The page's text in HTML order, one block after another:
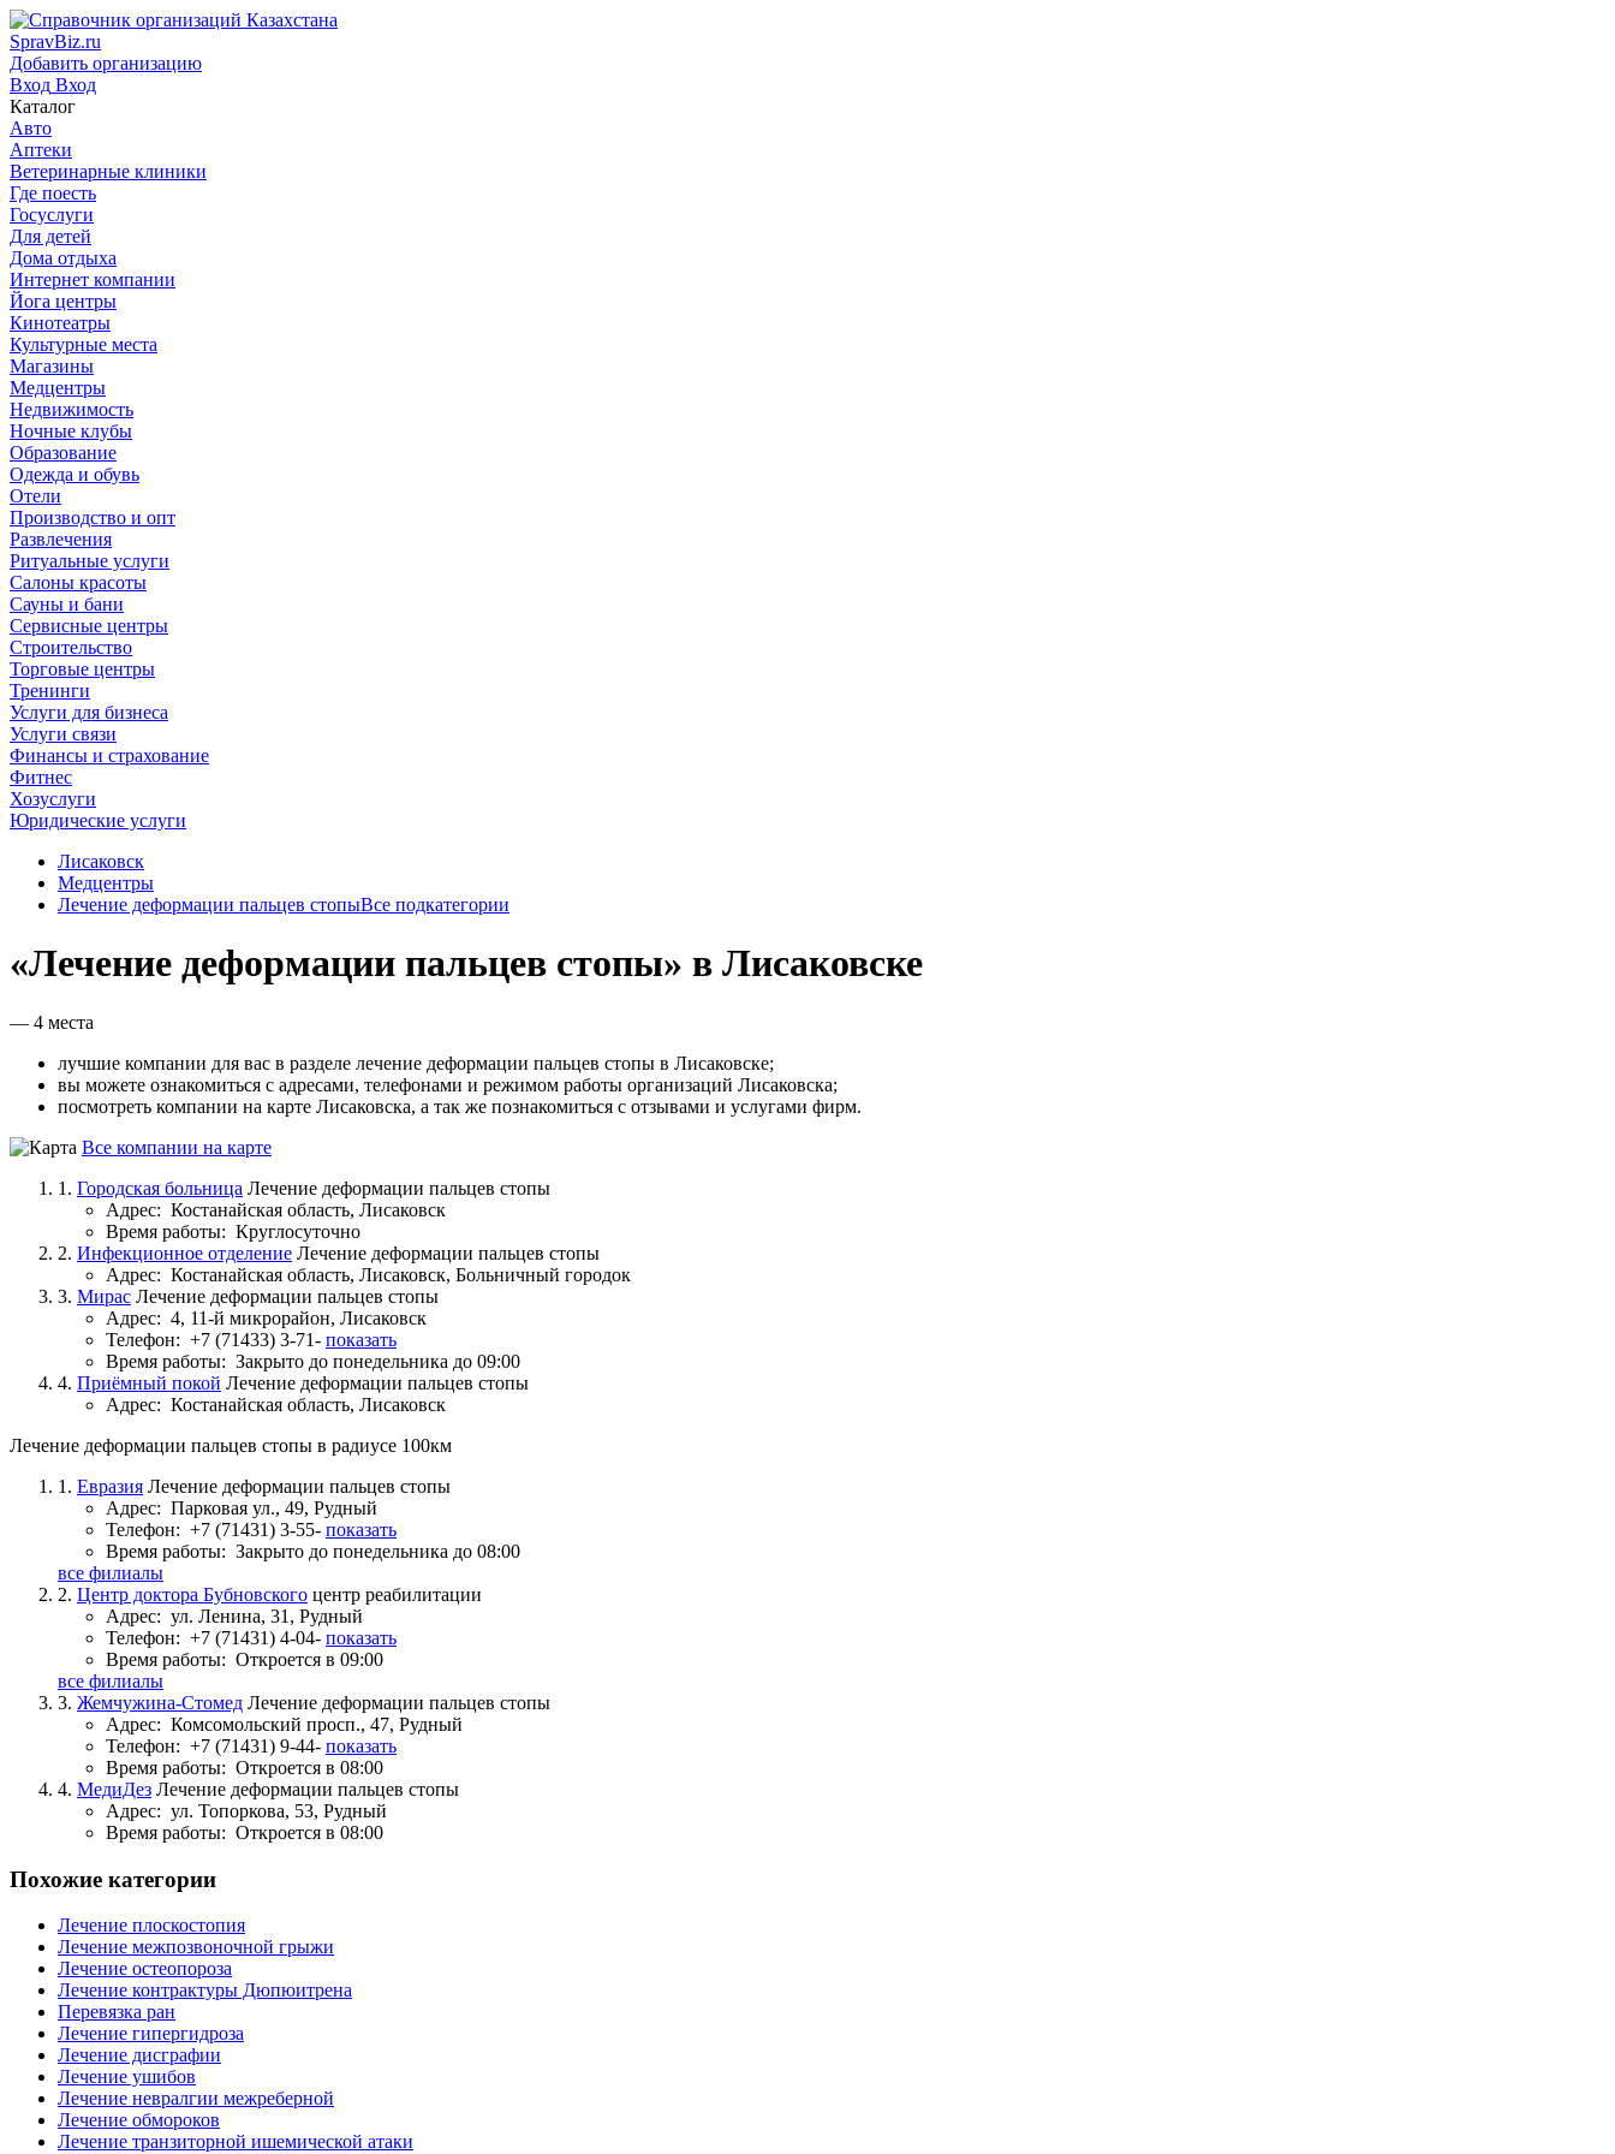
SpravBiz.ru
Добавить организацию
Вход Вход
Каталог
Авто
Аптеки
Ветеринарные клиники
Где поесть
Госуслуги
Для детей
Дома отдыха
Интернет компании
Йога центры
Кинотеатры
Культурные места
Магазины
Медцентры
Недвижимость
Ночные клубы
Образование
Одежда и обувь
Отели
Производство и опт
Развлечения
Ритуальные услуги
Салоны красоты
Сауны и бани
Сервисные центры
Строительство
Торговые центры
Тренинги
Услуги для бизнеса
Услуги связи
Финансы и страхование
Фитнес
Хозуслуги
Юридические услуги
Лисаковск
Медцентры
Лечение деформации пальцев стопыВсе подкатегории
«Лечение деформации пальцев стопы» в Лисаковске
— 4 места
лучшие компании для вас в разделе лечение деформации пальцев стопы в Лисаковске;
вы можете ознакомиться с адресами, телефонами и режимом работы организаций Лисаковска;
посмотреть компании на карте Лисаковска, а так же познакомиться с отзывами и услугами фирм.
Все компании на карте
1. Городская больница Лечение деформации пальцев стопы
Адрес: Костанайская область, Лисаковск
Время работы: Круглосуточно
2. Инфекционное отделение Лечение деформации пальцев стопы
Адрес: Костанайская область, Лисаковск, Больничный городок
3. Мирас Лечение деформации пальцев стопы
Адрес: 4, 11-й микрорайон, Лисаковск
Телефон: +7 (71433) 3-71- показать
Время работы: Закрыто до понедельника до 09:00
4. Приёмный покой Лечение деформации пальцев стопы
Адрес: Костанайская область, Лисаковск
Лечение деформации пальцев стопы в радиусе 100км
1. Евразия Лечение деформации пальцев стопы
Адрес: Парковая ул., 49, Рудный
Телефон: +7 (71431) 3-55- показать
Время работы: Закрыто до понедельника до 08:00
все филиалы
2. Центр доктора Бубновского центр реабилитации
Адрес: ул. Ленина, 31, Рудный
Телефон: +7 (71431) 4-04- показать
Время работы: Откроется в 09:00
все филиалы
3. Жемчужина-Стомед Лечение деформации пальцев стопы
Адрес: Комсомольский просп., 47, Рудный
Телефон: +7 (71431) 9-44- показать
Время работы: Откроется в 08:00
4. МедиДез Лечение деформации пальцев стопы
Адрес: ул. Топоркова, 53, Рудный
Время работы: Откроется в 08:00
Похожие категории
Лечение плоскостопия
Лечение межпозвоночной грыжи
Лечение остеопороза
Лечение контрактуры Дюпюитрена
Перевязка ран
Лечение гипергидроза
Лечение дисграфии
Лечение ушибов
Лечение невралгии межреберной
Лечение обмороков
Лечение транзиторной ишемической атаки